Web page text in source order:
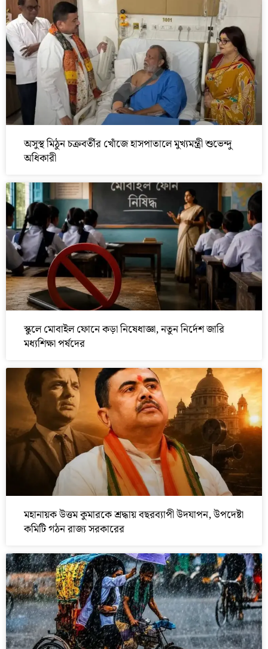
অসুস্থ মিঠুন চক্রবর্তীর খোঁজে হাসপাতালে মুখ্যমন্ত্রী শুভেন্দু
অধিকারী
স্কুলে মোবাইল ফোনে কড়া নিষেধাজ্ঞা, নতুন নির্দেশ জারি
মধ্যশিক্ষা পর্ষদের
মহানায়ক উত্তম কুমারকে শ্রদ্ধায় বছরব্যাপী উদযাপন, উপদেষ্টা
কমিটি গঠন রাজ্য সরকারের